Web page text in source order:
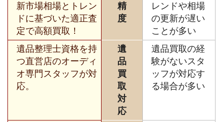
新市場相場とトレン
ドに基づいた適正査
定で高額買取！
精
度
レンドや相場
の更新が遅い
ことが多い
遺品整理士資格を持
つ直営店のオーディ
オ専門スタッフが対
応。
遺
品
買
取
対
応
遺品買取の経
験がないスタ
ッフが対応す
る場合が多い